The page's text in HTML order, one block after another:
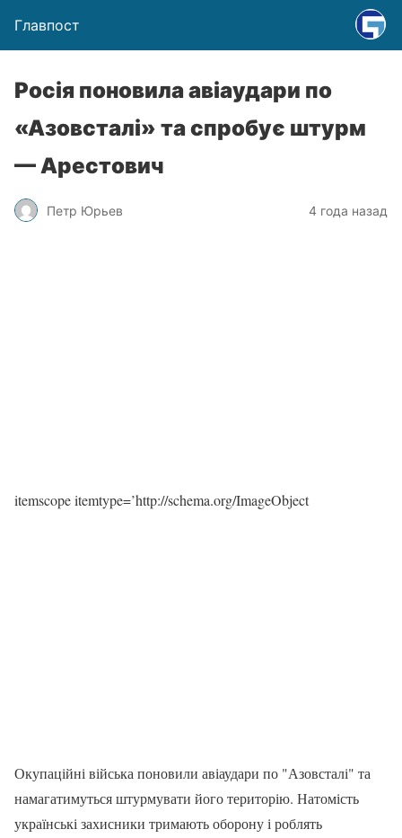
Главпост
Росія поновила авіаудари по
«Азовсталі» та спробує штурм
— Арестович
Петр Юрьев 4 года назад
itemscope itemtype=’http://schema.org/ImageObject
Окупаційні війська поновили авіаудари по "Азовсталі" та
намагатимуться штурмувати його територію. Натомість
українські захисники тримають оборону і роблять